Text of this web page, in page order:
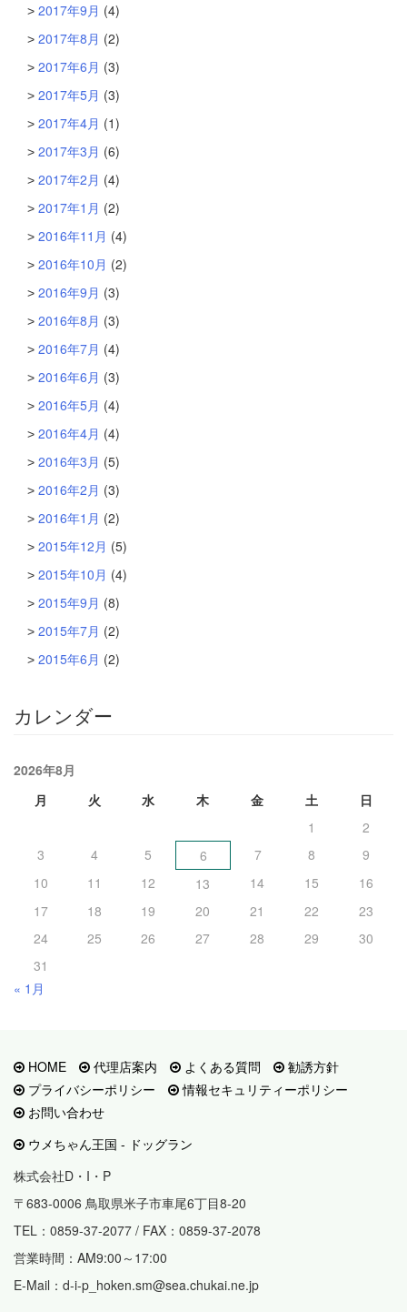
2017年9月 (4)
2017年8月 (2)
2017年6月 (3)
2017年5月 (3)
2017年4月 (1)
2017年3月 (6)
2017年2月 (4)
2017年1月 (2)
2016年11月 (4)
2016年10月 (2)
2016年9月 (3)
2016年8月 (3)
2016年7月 (4)
2016年6月 (3)
2016年5月 (4)
2016年4月 (4)
2016年3月 (5)
2016年2月 (3)
2016年1月 (2)
2015年12月 (5)
2015年10月 (4)
2015年9月 (8)
2015年7月 (2)
2015年6月 (2)
カレンダー
2026年8月
月
火 水 木 金 土
日
1
2
3
4 5 6 7 8
9
10
11 12 13 14 15
16
17
18 19 20 21 22
23
24
25 26 27 28 29
30
31
« 1月
HOME 代理店案内 よくある質問
勧誘方針
プライバシーポリシー
情報セキュリティーポリシー
お問い合わせ
ウメちゃん王国 - ドッグラン
株式会社D・I・P
〒683-0006 鳥取県米子市車尾6丁目8-20
TEL：0859-37-2077 / FAX：0859-37-2078
営業時間：AM9:00～17:00
E-Mail：d-i-p_hoken.sm@sea.chukai.ne.jp